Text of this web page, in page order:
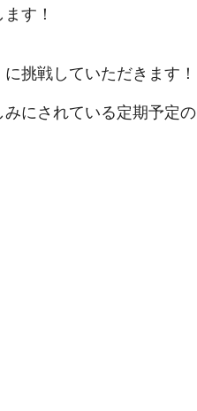
す！
挑戦していただきます！
にされている定期予定の